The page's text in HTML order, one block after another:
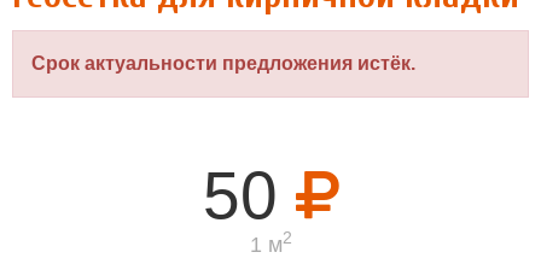
Срок актуальности предложения истёк.
50
1 м2